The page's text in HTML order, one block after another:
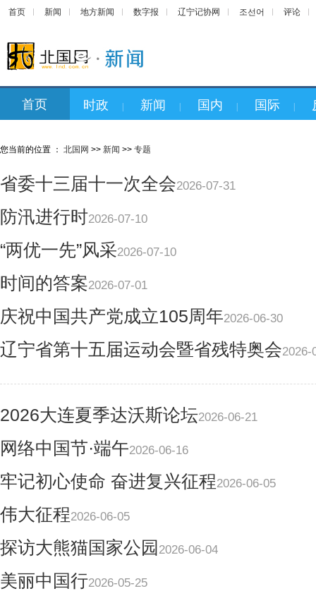
首页 新闻 地方新闻 数字报 辽宁记协网 조선어 评论
首页 时政 新闻 国内 国际
您当前的位置 ： 北国网 >> 新闻 >> 专题
省委十三届十一次全会2026-07-31
防汛进行时2026-07-10
“两优一先”风采2026-07-10
时间的答案2026-07-01
庆祝中国共产党成立105周年2026-06-30
辽宁省第十五届运动会暨省残特奥会2026-
2026大连夏季达沃斯论坛2026-06-21
网络中国节·端午2026-06-16
牢记初心使命 奋进复兴征程2026-06-05
伟大征程2026-06-05
探访大熊猫国家公园 2026-06-04
美丽中国行2026-05-25